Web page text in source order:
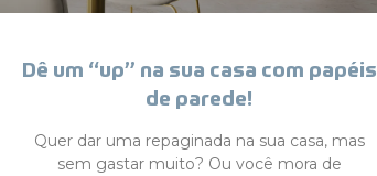
Dê um “up” na sua casa com papéis
de parede!
Quer dar uma repaginada na sua casa, mas
sem gastar muito? Ou você mora de